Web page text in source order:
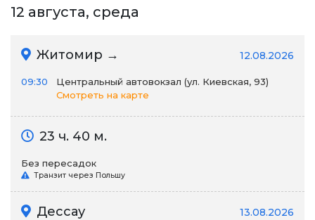
12 августа, среда
Житомир → 12.08.2026
09:30
Центральный автовокзал (ул. Киевская, 93)
Смотреть на карте
23 ч. 40 м.
Без пересадок
Транзит через Польшу
Дессау 13.08.2026